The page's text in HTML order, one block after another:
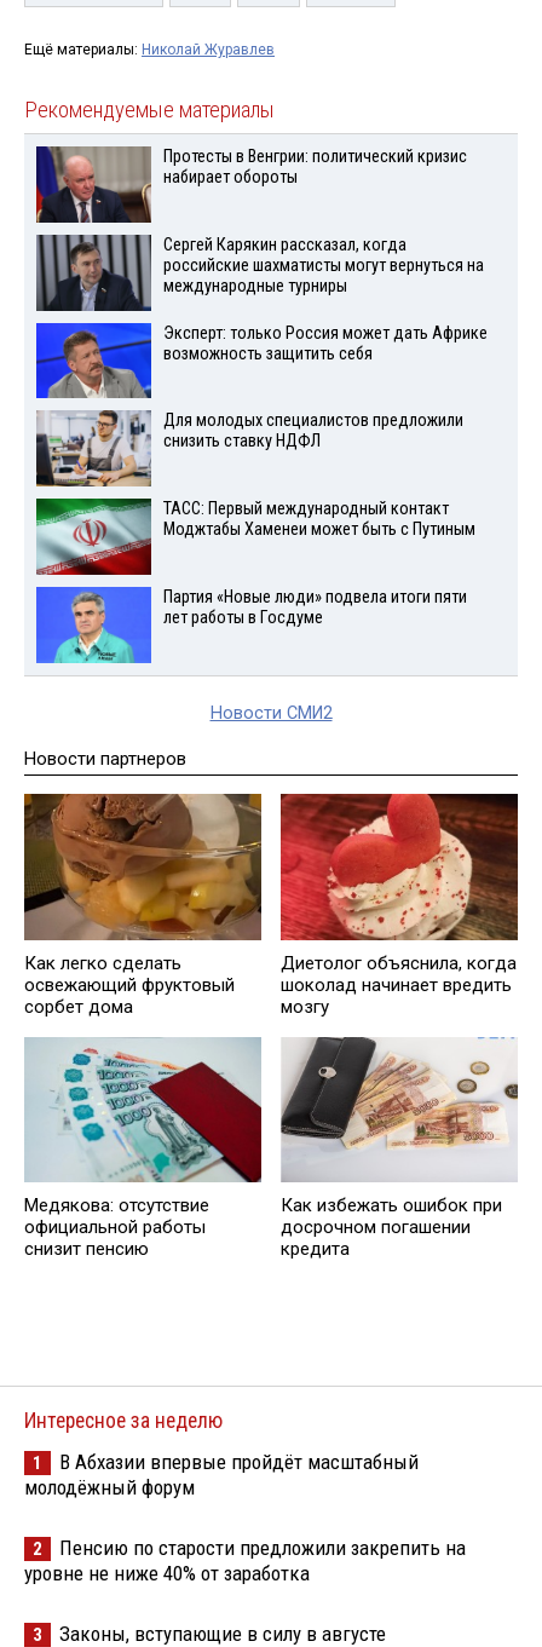
Ещё материалы: Николай Журавлев
Рекомендуемые материалы
Протесты в Венгрии: политический кризис
набирает обороты
Сергей Карякин рассказал, когда
российские шахматисты могут вернуться на
международные турниры
Эксперт: только Россия может дать Африке
возможность защитить себя
Для молодых специалистов предложили
снизить ставку НДФЛ
ТАСС: Первый международный контакт
Моджтабы Хаменеи может быть с Путиным
Партия «Новые люди» подвела итоги пяти
лет работы в Госдуме
Новости СМИ2
Новости партнеров
Как легко сделать
освежающий фруктовый
сорбет дома
Диетолог объяснила, когда
шоколад начинает вредить
мозгу
Медякова: отсутствие
официальной работы
снизит пенсию
Кaк избежать ошибок при
досрочном погашении
кредита
Интересное за неделю
1
В Абхазии впервые пройдёт масштабный
молодёжный форум
2
Пенсию по старости предложили закрепить на
уровне не ниже 40% от заработка
3 Законы, вступающие в силу в августе